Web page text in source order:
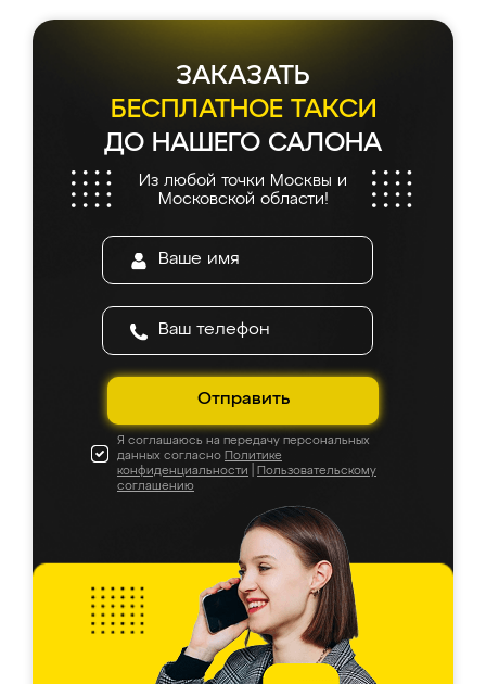
ЗАКАЗАТЬ
БЕСПЛАТНОЕ ТАКСИ
ДО НАШЕГО САЛОНА
Из любой точки Москвы и
Московской области!
Отправить
Я соглашаюсь на передачу персональных
данных согласно Политике
конфиденциальности
Пользовательскому
соглашению